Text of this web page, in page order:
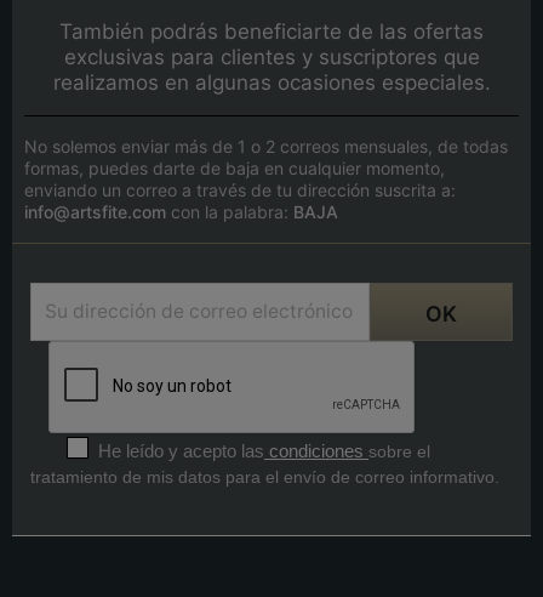
También podrás beneficiarte de las ofertas
exclusivas para clientes y suscriptores que
realizamos en algunas ocasiones especiales.
No solemos enviar más de 1 o 2 correos mensuales, de todas
formas, puedes darte de baja en cualquier momento,
enviando un correo a través de tu dirección suscrita a:
info@artsfite.com con la palabra: BAJA
He leído y acepto las condiciones sobre el
tratamiento de mis datos para el envío de correo informativo.